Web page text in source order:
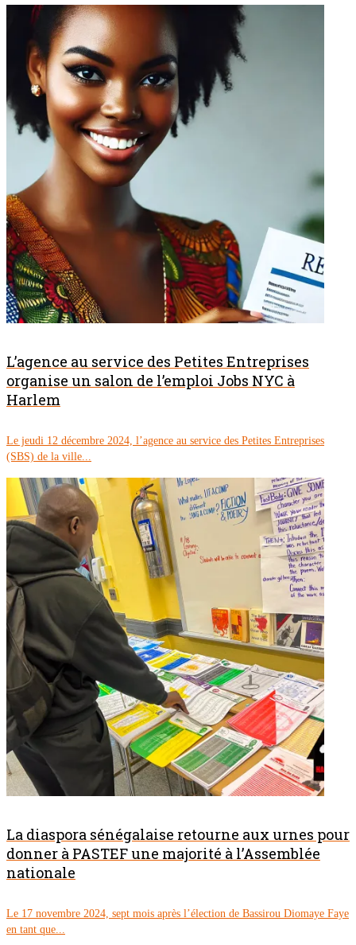
L’agence au service des Petites Entreprises
organise un salon de l’emploi Jobs NYC à
Harlem
Le jeudi 12 décembre 2024, l’agence au service des Petites Entreprises
(SBS) de la ville...
La diaspora sénégalaise retourne aux urnes pour
donner à PASTEF une majorité à l’Assemblée
nationale
Le 17 novembre 2024, sept mois après l’élection de Bassirou Diomaye Faye
en tant que...